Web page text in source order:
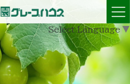
Select Language ▼